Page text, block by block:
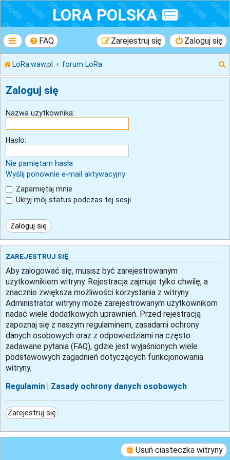
LORA POLSKA 📟
FAQ Zaloguj się
Zarejestruj się
LoRa.waw.pl forum LoRa
z
Zaloguj się
Nazwa użytkownika:
Hasło:
Nie pamiętam hasła
Wyślij ponownie e-mail aktywacyjny
Zapamiętaj mnie
Ukryj mój status podczas tej sesji
ZAREJESTRUJ SIĘ
Aby zalogować się, musisz być zarejestrowanym
użytkownikiem witryny. Rejestracja zajmuje tylko chwilę, a
znacznie zwiększa możliwości korzystania z witryny.
Administrator witryny może zarejestrowanym użytkownikom
nadać wiele dodatkowych uprawnień. Przed rejestracją
zapoznaj się z naszym regulaminem, zasadami ochrony
danych osobowych oraz z odpowiedziami na często
zadawane pytania (FAQ), gdzie jest wyjaśnionych wiele
podstawowych zagadnień dotyczących funkcjonowania
witryny.
Regulamin Zasady ochrony danych osobowych
Zarejestruj się
Usuń ciasteczka witryny